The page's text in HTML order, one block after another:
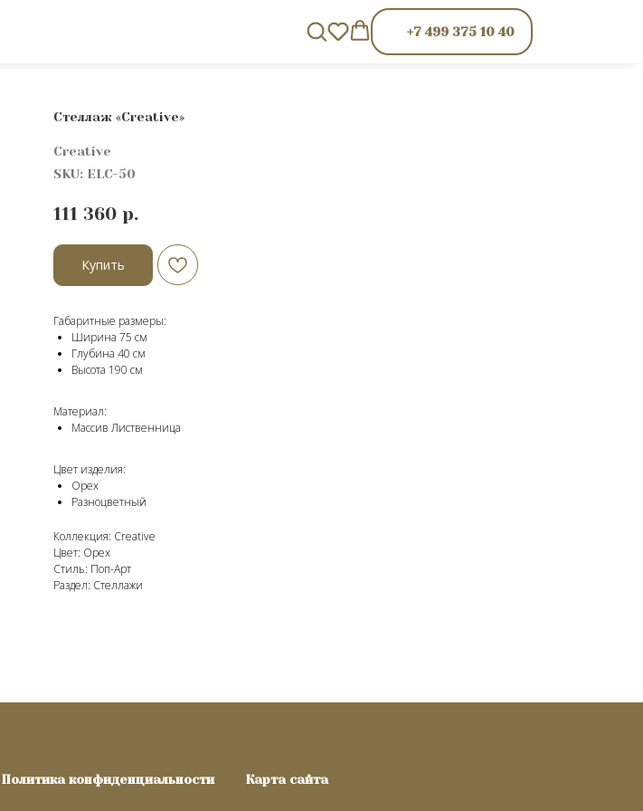
+7 499 375 10 40
Стеллаж «Creative»
Creative
SKU: ELC-50
111 360 р.
Купить
Габаритные размеры:
Ширина 75 см
Глубина 40 см
Высота 190 cм
Материал:
Массив Лиственница
Цвет изделия:
Орех
Разноцветный
Коллекция: Creative
Цвет: Орех
Стиль: Поп-Арт
Раздел: Стеллажи
Политика конфиденциальности Карта сайта